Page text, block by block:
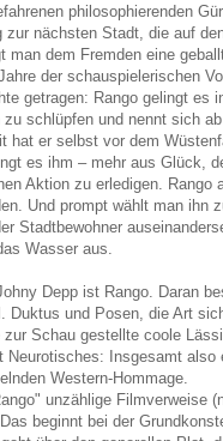
philosophierenden
zur nächsten Stadt, die auf
man dem Fremden eine
der schauspielerischen
getragen: Rango gelingt es
zu schlüpfen und nennt sich
hat er selbst vor dem
es ihm – mehr aus Glück,
Aktion zu erledigen. Rango
Und prompt wählt man ihn
Stadtbewohner
Wasser aus.
Depp ist Rango. Daran
Duktus und Posen, die Art
Schau gestellte coole
Neurotisches: Insgesamt also
Western-Hommage.
unzählige Filmverweise
beginnt bei der